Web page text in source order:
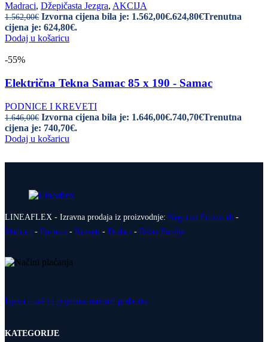
Madraci, Džepičasta Jezgra, AKCIJA
1.562,00€ Izvorna cijena bila je: 1.562,00€.624,80€Trenutna
cijena je: 624,80€.
Dodaj u košaricu
-55%
Električna Tekna Samac 85 x 190 - Samac
PODNICE I KREVETI
1.646,00€ Izvorna cijena bila je: 1.646,00€.740,70€Trenutna
cijena je: 740,70€.
Dodaj u košaricu
LINEAFLEX - Izravna prodaja iz proizvodnje: Negorivi Proizvodi -
Madraci - Podnice - Kreveti - Dodaci - Relax Fotelje
Izjava o zaštiti prijenosa osobnih podataka
KATEGORIJE